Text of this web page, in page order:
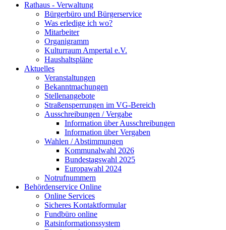
Rathaus - Verwaltung
Bürgerbüro und Bürgerservice
Was erledige ich wo?
Mitarbeiter
Organigramm
Kulturraum Ampertal e.V.
Haushaltspläne
Aktuelles
Veranstaltungen
Bekanntmachungen
Stellenangebote
Straßensperrungen im VG-Bereich
Ausschreibungen / Vergabe
Information über Ausschreibungen
Information über Vergaben
Wahlen / Abstimmungen
Kommunalwahl 2026
Bundestagswahl 2025
Europawahl 2024
Notrufnummern
Behördenservice Online
Online Services
Sicheres Kontaktformular
Fundbüro online
Ratsinformationssystem